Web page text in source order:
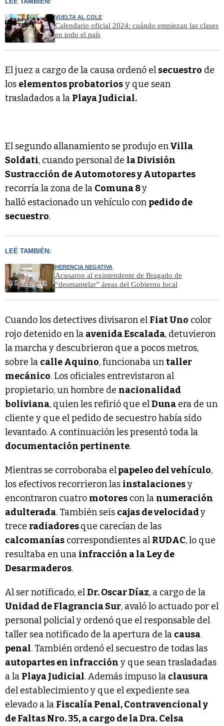
VUELTA AL COLE
Calendario oficial 2024: cuándo empiezan las clases
en todo el país
El juez a cargo de la causa ordenó el secuestro de
los elementos probatoriosy que sean
trasladados a la Playa Judicial.
El segundo allanamiento se produjo enVilla
Soldati, cuando personal de la División
Sustracción de Automotores y Autopartes
recorría la zona de la Comuna 8y
halló estacionado un vehículo con pedido de
secuestro.
LEÉ TAMBIÉN:
HERENCIA NEGATIVA
Acusaron al exintendente de Bragado de
“desmantelar” áreas del Gobierno local
Cuando los detectives divisaron el Fiat Uno color
rojo detenido en la avenida Escalada, detuvieron
la marcha y descubrieron que a pocos metros,
sobre la calle Aquino, funcionaba untaller
mecánico. Los oficiales entrevistaron al
propietario, un hombre de nacionalidad
boliviana, quien les refirió que elDuna era de un
cliente y que el pedido de secuestro había sido
levantado. A continuación les presentó toda la
documentación pertinente.
Mientras se corroboraba elpapeleo del vehículo,
los efectivos recorrieron las instalacionesy
encontraron cuatro motores con la numeración
adulterada. También seis cajas de velocidady
trece radiadoresque carecían de las
calcomanías correspondientes al RUDAC, lo que
resultaba en una infracción a la Ley de
Desarmaderos.
Al ser notificado, elDr. Oscar Díaz, a cargo de la
Unidad de Flagrancia Sur, avaló lo actuado por el
personal policial y ordenó que el responsable del
taller sea notificado de la apertura de la causa
penal. También ordenó el secuestro de todas las
autopartes en infracción y que sean trasladadas
a la Playa Judicial. Además impuso la clausura
del establecimiento y que el expediente sea
elevado a la Fiscalía Penal, Contravencional y
de Faltas Nro. 35, a cargo de la Dra. Celsa